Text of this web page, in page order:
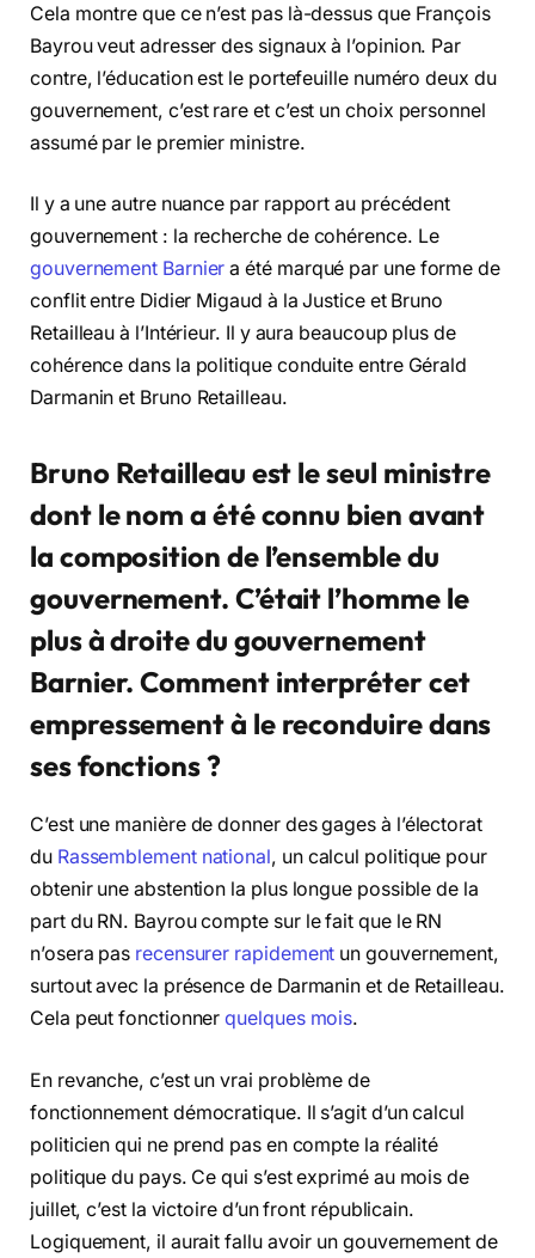
Cela montre que ce n’est pas là-dessus que François
Bayrou veut adresser des signaux à l’opinion. Par
contre, l’éducation est le portefeuille numéro deux du
gouvernement, c’est rare et c’est un choix personnel
assumé par le premier ministre.
Il y a une autre nuance par rapport au précédent
gouvernement : la recherche de cohérence. Le
gouvernement Barnier a été marqué par une forme de
conflit entre Didier Migaud à la Justice et Bruno
Retailleau à l’Intérieur. Il y aura beaucoup plus de
cohérence dans la politique conduite entre Gérald
Darmanin et Bruno Retailleau.
Bruno Retailleau est le seul ministre
dont le nom a été connu bien avant
la composition de l’ensemble du
gouvernement. C’était l’homme le
plus à droite du gouvernement
Barnier. Comment interpréter cet
empressement à le reconduire dans
ses fonctions ?
C’est une manière de donner des gages à l’électorat
du Rassemblement national, un calcul politique pour
obtenir une abstention la plus longue possible de la
part du RN. Bayrou compte sur le fait que le RN
n’osera pas recensurer rapidement un gouvernement,
surtout avec la présence de Darmanin et de Retailleau.
Cela peut fonctionnerquelques mois.
En revanche, c’est un vrai problème de
fonctionnement démocratique. Il s’agit d’un calcul
politicien qui ne prend pas en compte la réalité
politique du pays. Ce qui s’est exprimé au mois de
juillet, c’est la victoire d’un front républicain.
Logiquement, il aurait fallu avoir un gouvernement de